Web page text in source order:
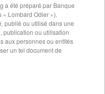
a été préparé par Banque
« Lombard Odier »).
publié ou utilisé dans une
publication ou utilisation
aux personnes ou entités
un tel document de